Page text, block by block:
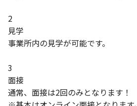
2
見学
事業所内の見学が可能です。
3
面接
通常、面接は2回のみとなります！